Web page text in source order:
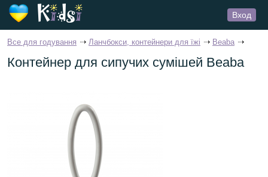
Вход
Все для годування Ланчбокси, контейнери для їжі Beaba
Контейнер для сипучих сумішей Beaba